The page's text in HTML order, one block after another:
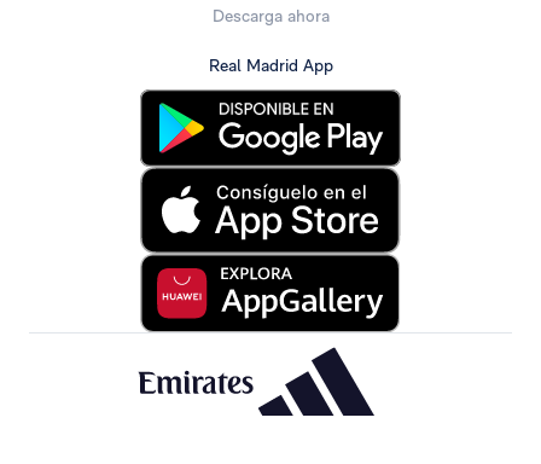
Descarga ahora
Real Madrid App